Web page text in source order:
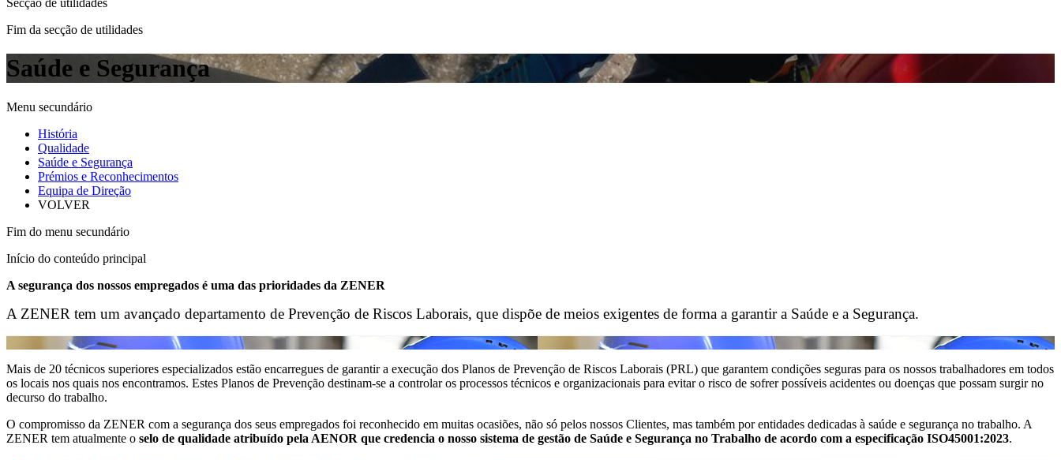
Secção de utilidades
Fim da secção de utilidades
Saúde e Segurança
Menu secundário
História
Qualidade
Saúde e Segurança
Prémios e Reconhecimentos
Equipa de Direção
VOLVER
Fim do menu secundário
Início do conteúdo principal
A segurança dos nossos empregados é uma das prioridades da ZENER
A ZENER tem um avançado departamento de Prevenção de Riscos Laborais, que dispõe de meios exigentes de forma a garantir a Saúde e a Segurança.
Mais de 20 técnicos superiores especializados estão encarregues de garantir a execução dos Planos de Prevenção de Riscos Laborais (PRL) que garantem condições seguras para os nossos trabalhadores em todos
os locais nos quais nos encontramos. Estes Planos de Prevenção destinam-se a controlar os processos técnicos e organizacionais para evitar o risco de sofrer possíveis acidentes ou doenças que possam surgir no
decurso do trabalho.
O compromisso da ZENER com a segurança dos seus empregados foi reconhecido em muitas ocasiões, não só pelos nossos Clientes, mas também por entidades dedicadas à saúde e segurança no trabalho. A
ZENER tem atualmente o selo de qualidade atribuído pela AENOR que credencia o nosso sistema de gestão de Saúde e Segurança no Trabalho de acordo com a especificação ISO45001:2023.